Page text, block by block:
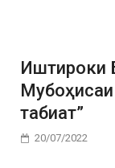
Иштироки
Мубоҳисаи
табиат”
20/07/2022